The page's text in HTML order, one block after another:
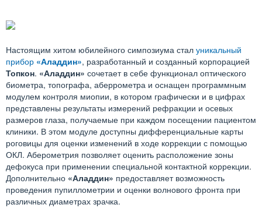
Настоящим хитом юбилейного симпозиума стал уникальный
прибор «Аладдин», разработанный и созданный корпорацией
Топкон. «Аладдин» сочетает в себе функционал оптического
биометра, топографа, аберрометра и оснащен программным
модулем контроля миопии, в котором графически и в цифрах
представлены результаты измерений рефракции и осевых
размеров глаза, получаемые при каждом посещении пациентом
клиники. В этом модуле доступны дифференциальные карты
роговицы для оценки изменений в ходе коррекции с помощью
ОКЛ. Аберометрия позволяет оценить расположение зоны
дефокуса при применении специальной контактной коррекции.
Дополнительно «Аладдин» предоставляет возможность
проведения пупиллометрии и оценки волнового фронта при
различных диаметрах зрачка.